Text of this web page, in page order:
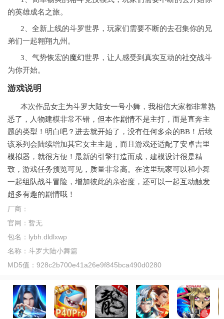
的英雄成名之旅。
2、全新上线的斗罗世界，玩家们需要不断的去召集你的兄
弟们一起翱翔九州。
3、气势恢宏的魔幻世界，让人感受到真实互动的社交战斗
为你开始。
游戏说明
本次作品女主为斗罗大陆女一号小舞，我相信大家都非常熟
悉了，人物建模非常不错，但本作剧情不是主打，而是直奔主
题的类型！明白吧？进去就开始了，没有任何多余的BB！后续
该系列会陆续增加其它女主主题，而且游戏还适配了安卓吉里
模拟器，就很方便！最新的引擎打造而成，建模设计很是精
致，游戏任务预览可见，质量非常高。在这里玩家可以和小舞
一起组队战斗冒险，增加彼此的亲密度，还可以一起互动触发
超多有趣的剧情哦！
厂商：
官网： 暂无
包名： lybh.dldlxwp
名称： 斗罗大陆小舞篇
MD5值： 928c2b700e41a26e9f845bca490d0280